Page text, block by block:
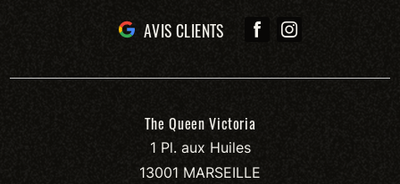
AVIS CLIENTS
The Queen Victoria
1 Pl. aux Huiles
13001 MARSEILLE